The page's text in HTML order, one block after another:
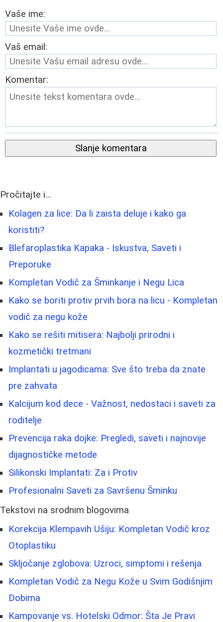
Vaše ime:
Vaš email:
Komentar:
Slanje komentara
Pročitajte i...
Kolagen za lice: Da li zaista deluje i kako ga
koristiti?
Blefaroplastika Kapaka - Iskustva, Saveti i
Preporuke
Kompletan Vodič za Šminkanje i Negu Lica
Kako se boriti protiv prvih bora na licu - Kompletan
vodič za negu kože
Kako se rešiti mitisera: Najbolji prirodni i
kozmetički tretmani
Implantati u jagodicama: Sve što treba da znate
pre zahvata
Kalcijum kod dece - Važnost, nedostaci i saveti za
roditelje
Prevencija raka dojke: Pregledi, saveti i najnovije
dijagnostičke metode
Silikonski Implantati: Za i Protiv
Profesionalni Saveti za Savršenu Šminku
Tekstovi na srodnim blogovima
Korekcija Klempavih Ušiju: Kompletan Vodič kroz
Otoplastiku
Skljočanje zglobova: Uzroci, simptomi i rešenja
Kompletan Vodič za Negu Kože u Svim Godišnjim
Dobima
Kampovanje vs. Hotelski Odmor: Šta Je Pravi